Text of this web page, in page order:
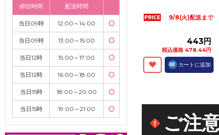
締切時間 配送時間
当日09時 12:00～14:00 〇
当日09時 13:00～15:00 〇
当日12時 15:00～17:00 〇
当日12時 16:00～18:00 〇
当日15時 18:00～20:00 〇
当日15時 19:00～21:00 〇
9/8(火)配送まで
443円
税込価格 478.44円
カートに追加
ご注